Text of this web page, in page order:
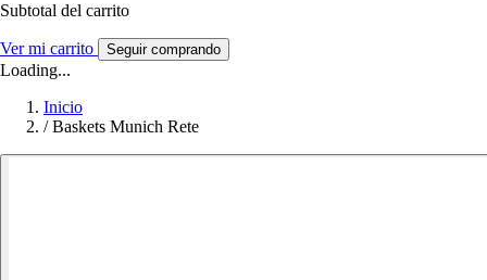
Subtotal del carrito
Ver mi carrito Seguir comprando
Loading...
Inicio
/ Baskets Munich Rete